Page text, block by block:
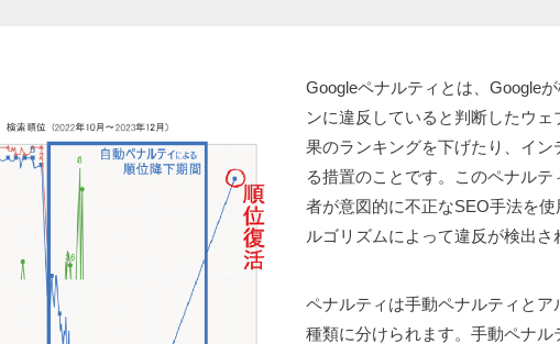
Googleペナルティとは、Google
ンに違反していると判断したウ
果のランキングを下げたり、イ
る措置のことです。このペナル
者が意図的に不正なSEO手法を
ルゴリズムによって違反が検出さ
ペナルティは手動ペナルティと
種類に分けられます。手動ペナ